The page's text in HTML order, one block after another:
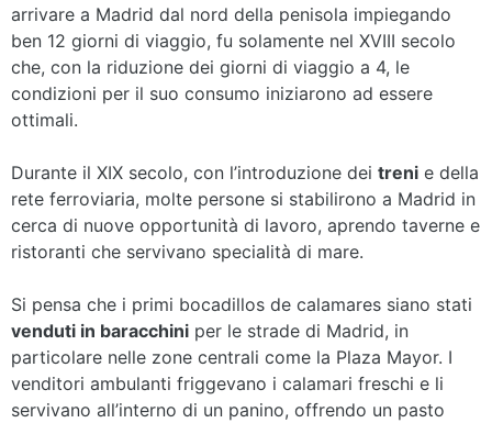
arrivare a Madrid dal nord della penisola impiegando
ben 12 giorni di viaggio, fu solamente nel XVIII secolo
che, con la riduzione dei giorni di viaggio a 4, le
condizioni per il suo consumo iniziarono ad essere
ottimali.
Durante il XIX secolo, con l’introduzione dei treni e della
rete ferroviaria, molte persone si stabilirono a Madrid in
cerca di nuove opportunità di lavoro, aprendo taverne e
ristoranti che servivano specialità di mare.
Si pensa che i primi bocadillos de calamares siano stati
venduti in baracchini per le strade di Madrid, in
particolare nelle zone centrali come la Plaza Mayor. I
venditori ambulanti friggevano i calamari freschi e li
servivano all’interno di un panino, offrendo un pasto